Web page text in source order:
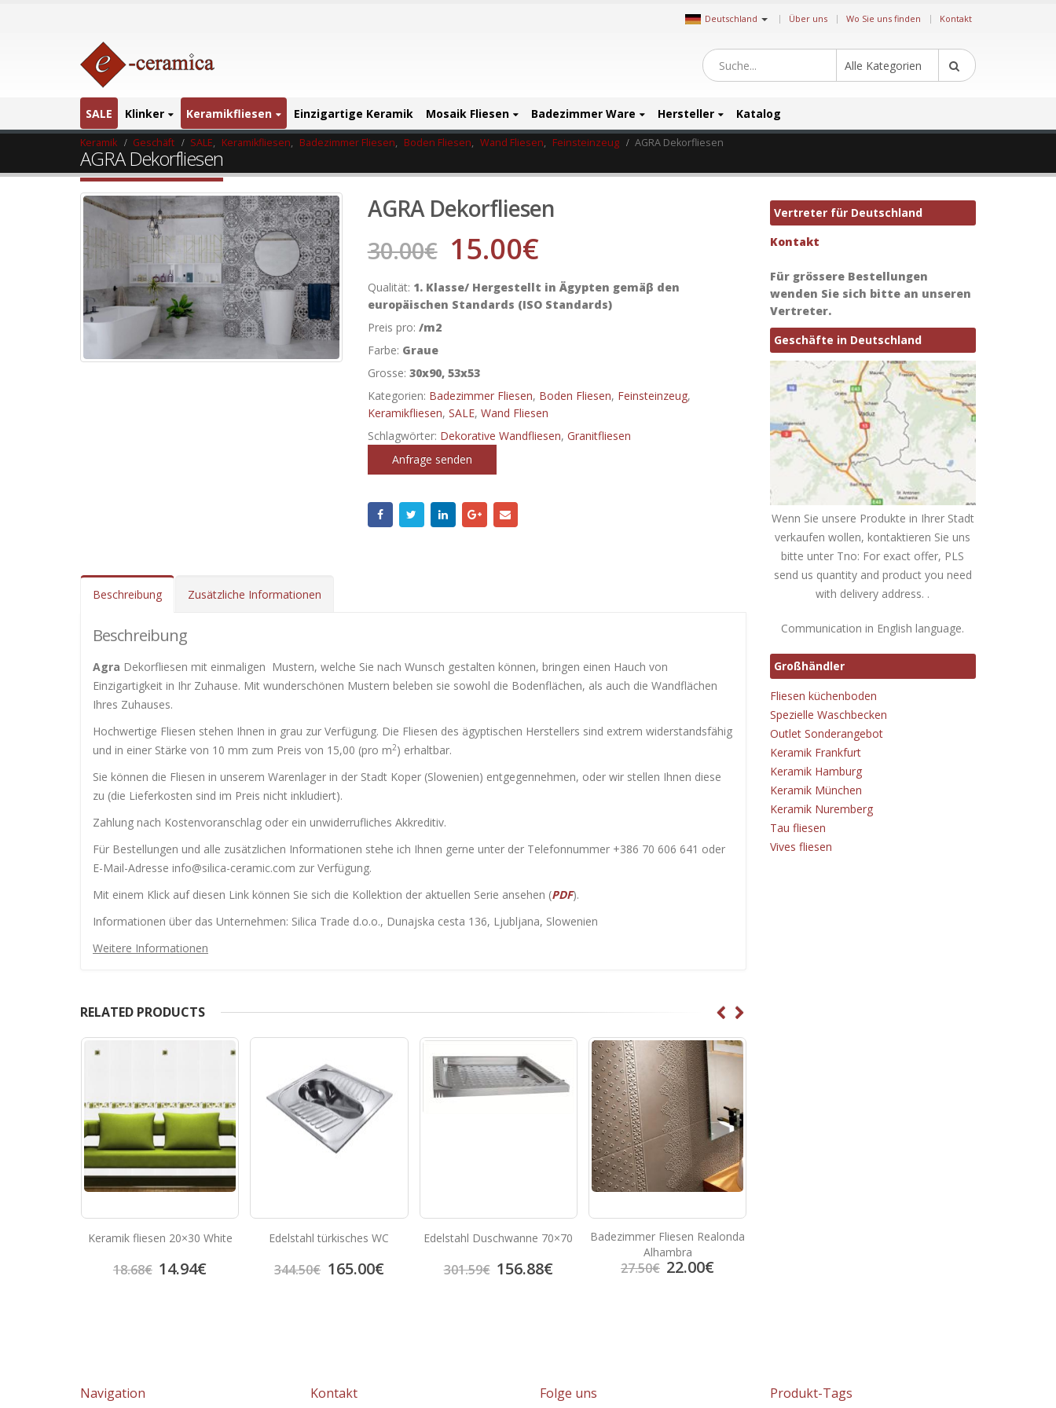
Deutschland | Über uns Wo Sie uns finden Kontakt
Alle Kategorien
SALE Klinker Keramikfliesen Einzigartige Keramik Mosaik Fliesen Badezimmer Ware Hersteller Katalog
Keramik Geschäft SALE, Keramikfliesen, Badezimmer Fliesen, Boden Fliesen, Wand Fliesen, Feinsteinzeug AGRA Dekorfliesen
AGRA Dekorfliesen
AGRA Dekorfliesen
30.00€ 15.00€
Qualität: 1. Klasse/ Hergestellt in Ägypten gemäβ den
europäischen Standards (ISO Standards)
Preis pro: /m2
Farbe: Graue
Grosse: 30x90, 53x53
Kategorien: Badezimmer Fliesen, Boden Fliesen, Feinsteinzeug,
Keramikfliesen, SALE, Wand Fliesen
Schlagwörter: Dekorative Wandfliesen, Granitfliesen
Anfrage senden
Beschreibung Zusätzliche Informationen
Beschreibung
Agra Dekorfliesen mit einmaligen Mustern, welche Sie nach Wunsch gestalten können, bringen einen Hauch von
Einzigartigkeit in Ihr Zuhause. Mit wunderschönen Mustern beleben sie sowohl die Bodenflächen, als auch die Wandflächen
Ihres Zuhauses.
Hochwertige Fliesen stehen Ihnen in grau zur Verfügung. Die Fliesen des ägyptischen Herstellers sind extrem widerstandsfähig
und in einer Stärke von 10 mm zum Preis von 15,00 (pro m2) erhaltbar.
Sie können die Fliesen in unserem Warenlager in der Stadt Koper (Slowenien) entgegennehmen, oder wir stellen Ihnen diese
zu (die Lieferkosten sind im Preis nicht inkludiert).
Zahlung nach Kostenvoranschlag oder ein unwiderrufliches Akkreditiv.
Für Bestellungen und alle zusätzlichen Informationen stehe ich Ihnen gerne unter der Telefonnummer +386 70 606 641 oder
E-Mail-Adresse info@silica-ceramic.com zur Verfügung.
Mit einem Klick auf diesen Link können Sie sich die Kollektion der aktuellen Serie ansehen (PDF).
Informationen über das Unternehmen: Silica Trade d.o.o., Dunajska cesta 136, Ljubljana, Slowenien
Weitere Informationen
RELATED PRODUCTS
Keramik fliesen 20×30 White
18.68€ 14.94€
Edelstahl türkisches WC
344.50€ 165.00€
Edelstahl Duschwanne 70×70
301.59€ 156.88€
Badezimmer Fliesen Realonda
Alhambra
27.50€ 22.00€
Vertreter für Deutschland
Kontakt
Für grössere Bestellungen
wenden Sie sich bitte an unseren
Vertreter.
Geschäfte in Deutschland
Wenn Sie unsere Produkte in Ihrer Stadt
verkaufen wollen, kontaktieren Sie uns
bitte unter Tno: For exact offer, PLS
send us quantity and product you need
with delivery address. .
Communication in English language.
Großhändler
Fliesen küchenboden
Spezielle Waschbecken
Outlet Sonderangebot
Keramik Frankfurt
Keramik Hamburg
Keramik München
Keramik Nuremberg
Tau fliesen
Vives fliesen
Navigation Kontakt Folge uns Produkt-Tags